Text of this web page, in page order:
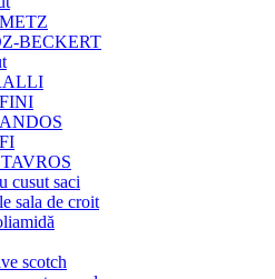
BECKERT
cusut saci
sala de croit
scotch